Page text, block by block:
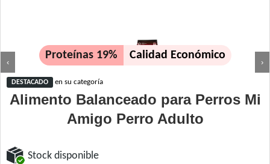
‹ ›
Proteínas 19% Calidad Económico
DESTACADO en su categoría
Alimento Balanceado para Perros Mi
Amigo Perro Adulto
Stock disponible